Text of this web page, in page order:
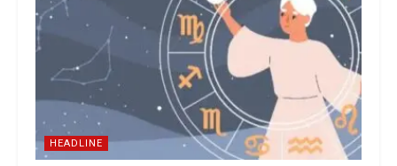
HEADLINE